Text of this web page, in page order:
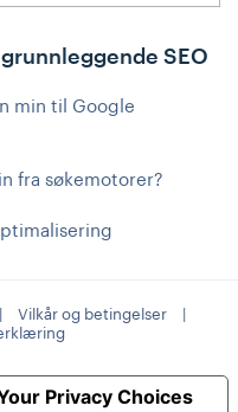
SEO
min til Google
fra søkemotorer?
| Vilkår og betingelser
|
Privacy Choices